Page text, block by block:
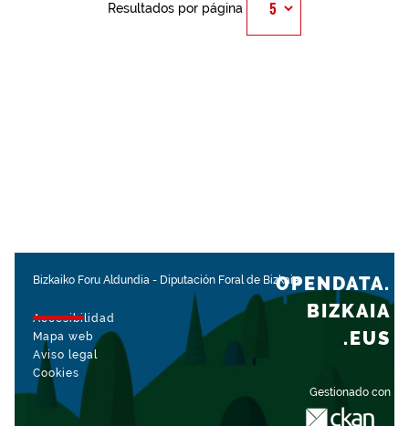
Resultados por página
Bizkaiko Foru Aldundia - Diputación Foral de Bizkaia
Accesibilidad
Mapa web
Aviso legal
Cookies
Gestionado con
OPENDATA.
BIZKAIA
.EUS